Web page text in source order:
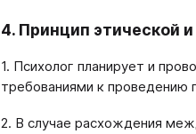
4. Принцип этической
1. Психолог планирует и
требованиями к проведению
2. В случае расхождения